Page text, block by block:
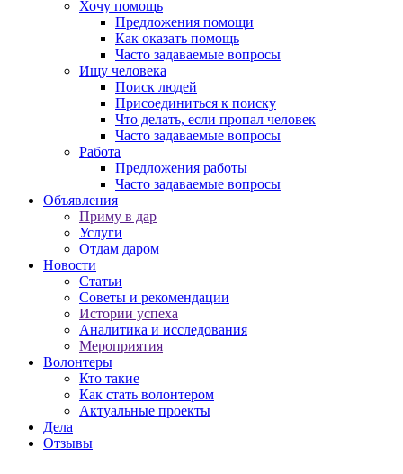
Хочу помощь
Предложения помощи
Как оказать помощь
Часто задаваемые вопросы
Ищу человека
Поиск людей
Присоединиться к поиску
Что делать, если пропал человек
Часто задаваемые вопросы
Работа
Предложения работы
Часто задаваемые вопросы
Объявления
Приму в дар
Услуги
Отдам даром
Новости
Статьи
Советы и рекомендации
Истории успеха
Аналитика и исследования
Мероприятия
Волонтеры
Кто такие
Как стать волонтером
Актуальные проекты
Дела
Отзывы